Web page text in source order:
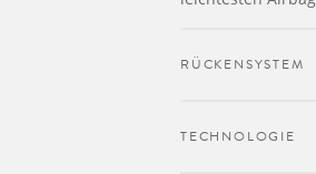
RÜCKENSYSTEM
TECHNOLOGIE